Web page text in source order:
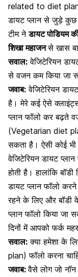
related to diet
डायट प्लान से जुड़े कुछ
टीम नेडायट पोडियम
शिखा महाजनसे खास
सवाल: वेजिटेरियन
से वजन कम किया जा
जवाब: वेजिटेरियन
है। मेरे कई ऐसे
प्लान फॉलो कर बढ़ते
(Vegetarian diet
सकता है। ऐसी कोई भी
वेजिटेरियन डायट
होती है। हालांकि बॉडी
डायट प्लान फॉलो
रहने के लिए और बॉडी
प्लान फॉलो किया जा
दिनों में आपको फर्क
सवाल: क्या हमेशा के
plan) फॉलो करना
जवाब:वैसे लोग जो नॉन